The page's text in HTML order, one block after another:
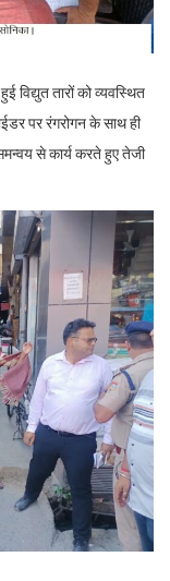
विद्युत तारों को व्यवस्थित
पर रंगरोगन के साथ ही
से कार्य करते हुए तेजी